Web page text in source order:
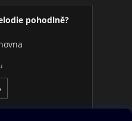
pohodlně?